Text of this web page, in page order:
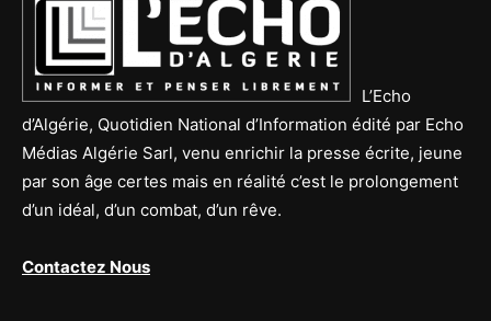
L’Echo
d’Algérie, Quotidien National d’Information édité par Echo
Médias Algérie Sarl, venu enrichir la presse écrite, jeune
par son âge certes mais en réalité c’est le prolongement
d’un idéal, d’un combat, d’un rêve.
Contactez Nous